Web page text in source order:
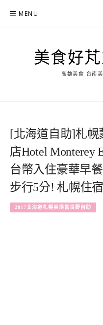
MENU
美食好芃
高雄美食 台南
[北海道自助]札幌
店Hotel Monterey
台幣入住豪華早
步行5分! 札幌住
2017北海道札幌美瑛富良野自助